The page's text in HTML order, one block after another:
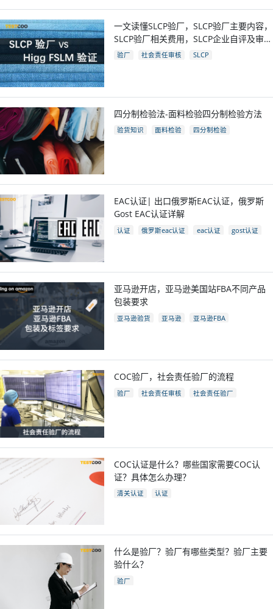
一文读懂SLCP验厂，SLCP验厂主要内容，
SLCP验厂相关费用，SLCP企业自评及审核
流程
验厂 社会责任审核 SLCP
四分制检验法-面料检验四分制检验方法
验货知识 面料检验 四分制检验
EAC认证| 出口俄罗斯EAC认证，俄罗斯
Gost EAC认证详解
认证 俄罗斯eac认证 eac认证
gost认证
亚马逊开店，亚马逊美国站FBA不同产品
包装要求
亚马逊验货 亚马逊
亚马逊FBA
COC验厂，社会责任验厂的流程
验厂 社会责任审核
社会责任验厂
COC认证是什么？哪些国家需要COC认
证？具体怎么办理？
清关认证 认证
什么是验厂？验厂有哪些类型？验厂主要
验什么？
验厂